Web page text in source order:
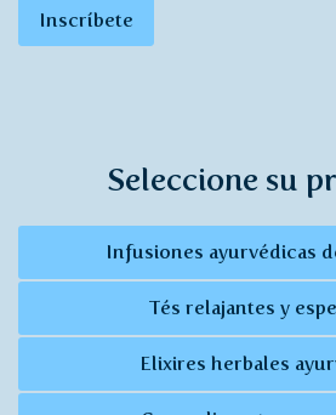
Inscríbete
Seleccione su
Infusiones ayurvédicas
Tés relajantes y
Elixires herbales